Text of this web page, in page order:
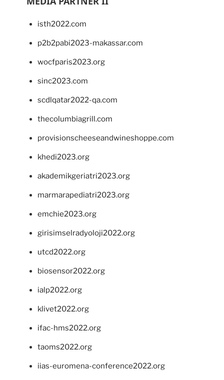
isth2022.com
p2b2pabi2023-makassar.com
wocfparis2023.org
sinc2023.com
scdlqatar2022-qa.com
thecolumbiagrill.com
provisionscheeseandwineshoppe.com
khedi2023.org
akademikgeriatri2023.org
marmarapediatri2023.org
emchie2023.org
girisimselradyoloji2022.org
utcd2022.org
biosensor2022.org
ialp2022.org
klivet2022.org
ifac-hms2022.org
taoms2022.org
iias-euromena-conference2022.org